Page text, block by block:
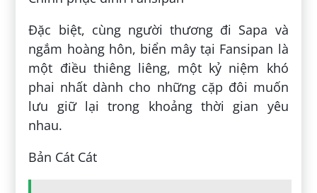
Đặc biệt, cùng người thương đi Sapa và
ngắm hoàng hôn, biển mây tại Fansipan là
một điều thiêng liêng, một kỷ niệm khó
phai nhất dành cho những cặp đôi muốn
lưu giữ lại trong khoảng thời gian yêu
nhau.
Bản Cát Cát